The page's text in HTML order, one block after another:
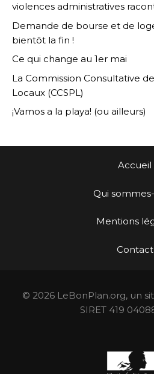
violences administratives
Demande de bourse et de
bientôt la fin !
Ce qui change au 1er mai
La Commission Consultative
Locaux (CCSPL)
¡Vamos a la playa! (ou ailleurs)
Accueil
Qui
Mentions
Contact
© 2026 LeBonPlan.org, un
SIRET 419